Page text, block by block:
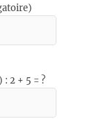
2 + 5 = ?